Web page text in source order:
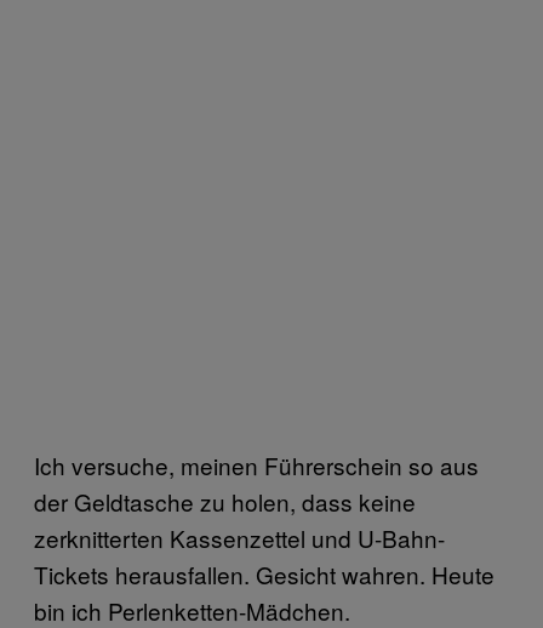
Ich versuche, meinen Führerschein so aus
der Geldtasche zu holen, dass keine
zerknitterten Kassenzettel und U-Bahn-
Tickets herausfallen. Gesicht wahren. Heute
bin ich Perlenketten-Mädchen.